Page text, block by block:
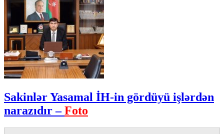
Sakinlər Yasamal İH-in gördüyü işlərdən
narazıdır –Foto